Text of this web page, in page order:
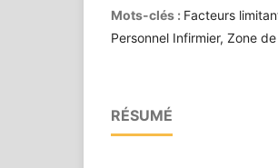
Mots-clés : Facteurs
Personnel Infirmier, Zone
RÉSUMÉ